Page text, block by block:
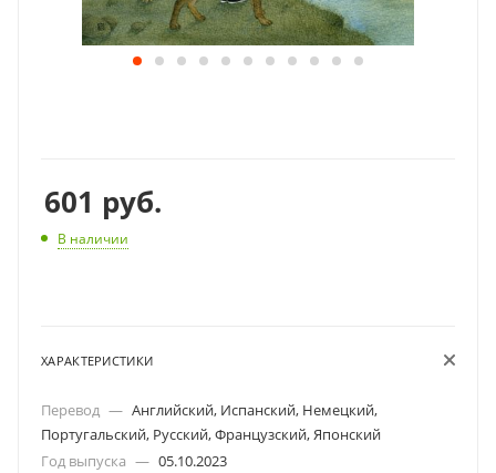
601 руб.
В наличии
ХАРАКТЕРИСТИКИ
Перевод — Английский, Испанский, Немецкий,
Португальский, Русский, Французский, Японский
Год выпуска — 05.10.2023